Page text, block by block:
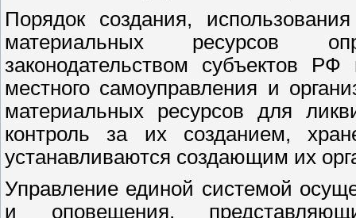
Порядок создания,
материальных ресурсов
законодательством субъектов
местного самоуправления и
материальных ресурсов для
контроль за их созданием,
устанавливаются создающим их
Управление единой системой
и оповещения,